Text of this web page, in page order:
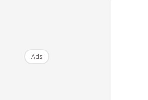
menyokong sistem saraf agar berfungsi
Ads